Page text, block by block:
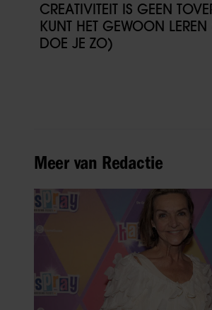
CREATIVITEIT IS GEEN
KUNT HET GEWOON
DOE JE ZO)
Meer van Redactie